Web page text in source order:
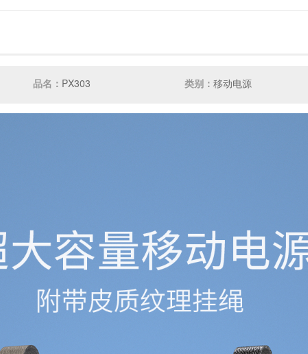
品名： PX303 类别：移动电源